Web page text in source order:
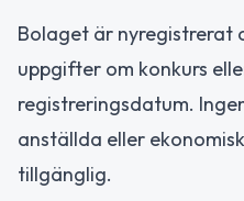
Bolaget är nyregistrerat
uppgifter om konkurs
registreringsdatum.
anställda eller
tillgänglig.